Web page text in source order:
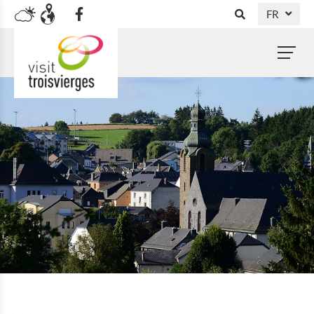
FR
NL
EN